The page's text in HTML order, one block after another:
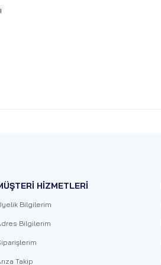
HİZMETLERİ
Bilgilerim
Bilgilerim
Takip